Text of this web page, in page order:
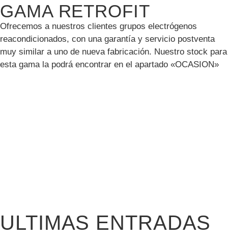
GAMA RETROFIT
Ofrecemos a nuestros clientes grupos electrógenos
reacondicionados, con una garantía y servicio postventa
muy similar a uno de nueva fabricación. Nuestro stock para
esta gama la podrá encontrar en el apartado «OCASION»
ULTIMAS ENTRADAS